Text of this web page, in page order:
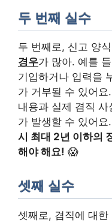
두 번째 실수
두 번째로, 신고 양
경우가 많아. 예를
기입하거나 입력을
가 거부될 수 있어
내용과 실제 겸직
가 발생할 수 있어요.
시 최대 2년 이하의
해야 해요! 😱
셋째 실수
셋째로, 겸직에 대